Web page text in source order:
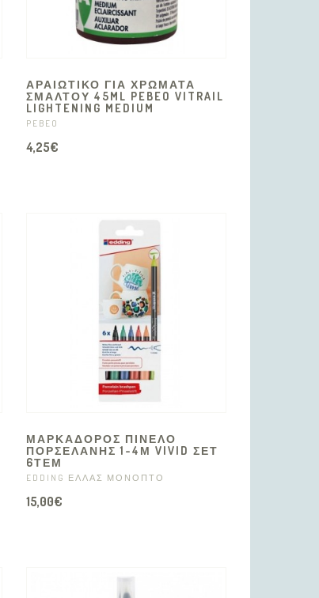
ΑΡΑΙΩΤΙΚΟ ΓΙΑ ΧΡΩΜΑΤΑ
ΣΜΑΛΤΟΥ 45ML PEBEO VITRAIL
LIGHTENING MEDIUM
PEBEO
4,25€
ΜΑΡΚΑΔΟΡΟΣ ΠΙΝΕΛΟ
ΠΟΡΣΕΛΑΝΗΣ 1-4Μ VIVID ΣΕΤ
6ΤΕΜ
EDDING ΕΛΛΑΣ ΜΟΝΟΠΤΟ
15,00€